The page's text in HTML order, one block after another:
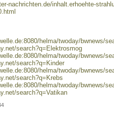
nachrichten.de/inhalt.erhoehte-
helma/twoday/bwnews/
search?q=Elektrosmog
helma/twoday/bwnews/
search?q=Kinder
helma/twoday/bwnews/
search?q=Krebs
helma/twoday/bwnews/
search?q=Vatikan